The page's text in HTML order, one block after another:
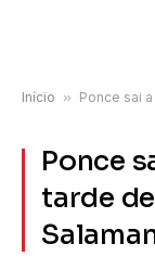
Início » Ponce sai
Ponce
tarde